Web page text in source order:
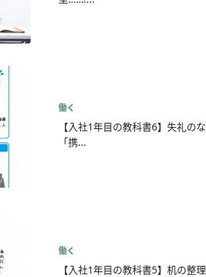
働く
【入社1年目の教科書6】失礼の
「携...
働く
【入社1年目の教科書5】机の